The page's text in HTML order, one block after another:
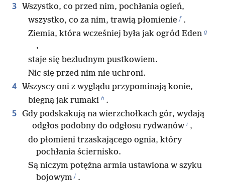
3 Wszystko, co przed nim, pochłania ogień,
wszystko, co za nim, trawią płomienie f .
Ziemia, która wcześniej była jak ogród Eden g
,
staje się bezludnym pustkowiem.
Nic się przed nim nie uchroni.
4 Wszyscy oni z wyglądu przypominają konie,
biegną jak rumaki h .
5 Gdy podskakują na wierzchołkach gór, wydają
odgłos podobny do odgłosu rydwanów i ,
do płomieni trzaskającego ognia, który
pochłania ściernisko.
Są niczym potężna armia ustawiona w szyku
bojowym j .